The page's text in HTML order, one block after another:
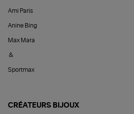
Ami Paris
Anine Bing
Max Mara
&
Sportmax
CRÉATEURS BIJOUX